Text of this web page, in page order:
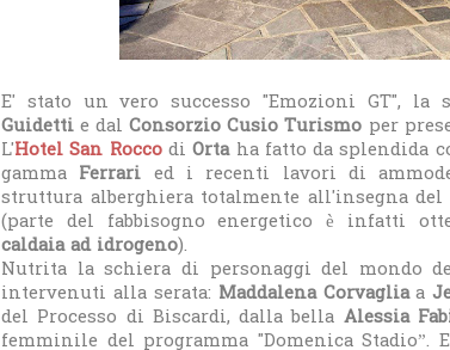
E' stato un vero successo "Emozioni GT", la
Guidetti e dalConsorzio Cusio Turismo per
L'Hotel San RoccodiOrta ha fatto da splendida
gamma Ferrari ed i recenti lavori di
struttura alberghiera totalmente all'insegna del
(parte del fabbisogno energetico è infatti
caldaia ad idrogeno).
Nutrita la schiera di personaggi del mondo
intervenuti alla serata: Maddalena Corvagliaa
del Processo di Biscardi, dalla bella Alessia
femminile del programma "Domenica Stadio”.